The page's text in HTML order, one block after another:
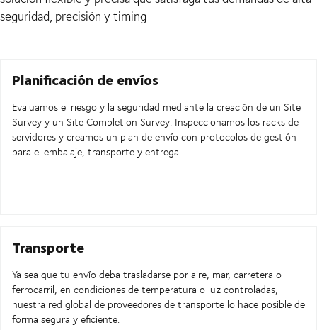
seguridad, precisión y timing
Planificación de envíos
Evaluamos el riesgo y la seguridad mediante la creación de un Site
Survey y un Site Completion Survey. Inspeccionamos los racks de
servidores y creamos un plan de envío con protocolos de gestión
para el embalaje, transporte y entrega.
Transporte
Ya sea que tu envío deba trasladarse por aire, mar, carretera o
ferrocarril, en condiciones de temperatura o luz controladas,
nuestra red global de proveedores de transporte lo hace posible de
forma segura y eficiente.